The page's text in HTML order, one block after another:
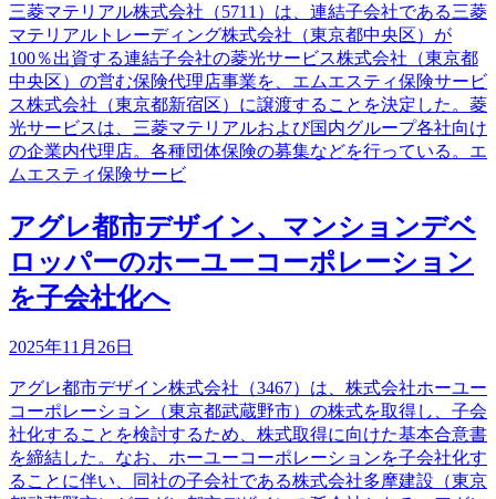
三菱マテリアル株式会社（5711）は、連結子会社である三菱
マテリアルトレーディング株式会社（東京都中央区）が
100％出資する連結子会社の菱光サービス株式会社（東京都
中央区）の営む保険代理店事業を、エムエスティ保険サービ
ス株式会社（東京都新宿区）に譲渡することを決定した。菱
光サービスは、三菱マテリアルおよび国内グループ各社向け
の企業内代理店。各種団体保険の募集などを行っている。エ
ムエスティ保険サービ
アグレ都市デザイン、マンションデベ
ロッパーのホーユーコーポレーション
を子会社化へ
2025年11月26日
アグレ都市デザイン株式会社（3467）は、株式会社ホーユー
コーポレーション（東京都武蔵野市）の株式を取得し、子会
社化することを検討するため、株式取得に向けた基本合意書
を締結した。なお、ホーユーコーポレーションを子会社化す
ることに伴い、同社の子会社である株式会社多摩建設（東京